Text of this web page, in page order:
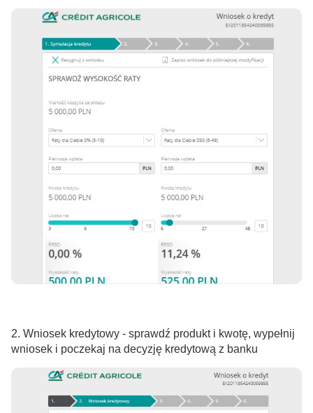
2. Wniosek kredytowy - sprawdź produkt i kwotę, wypełnij
wniosek i poczekaj na decyzję kredytową z banku